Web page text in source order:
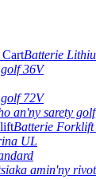
Batterie
36V
72V
an'ny sarety golf
Batterie
UL
amin'ny